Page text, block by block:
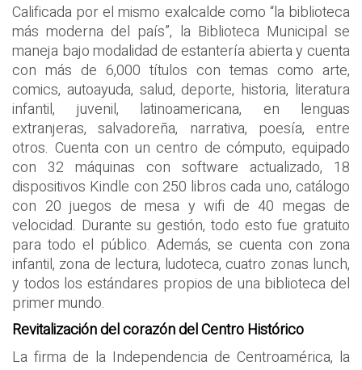
Calificada por el mismo exalcalde como “la biblioteca
más moderna del país”, la Biblioteca Municipal se
maneja bajo modalidad de estantería abierta y cuenta
con más de 6,000 títulos con temas como arte,
comics, autoayuda, salud, deporte, historia, literatura
infantil, juvenil, latinoamericana, en lenguas
extranjeras, salvadoreña, narrativa, poesía, entre
otros. Cuenta con un centro de cómputo, equipado
con 32 máquinas con software actualizado, 18
dispositivos Kindle con 250 libros cada uno, catálogo
con 20 juegos de mesa y wifi de 40 megas de
velocidad. Durante su gestión, todo esto fue gratuito
para todo el público. Además, se cuenta con zona
infantil, zona de lectura, ludoteca, cuatro zonas lunch,
y todos los estándares propios de una biblioteca del
primer mundo.
Revitalización del corazón del Centro Histórico
La firma de la Independencia de Centroamérica, la